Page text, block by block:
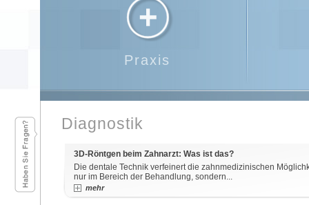
Praxis
Diagnostik
3D-Röntgen beim Zahnarzt: Was ist das?
Die dentale Technik verfeinert die zahnmedizinischen
nur im Bereich der Behandlung, sondern...
mehr